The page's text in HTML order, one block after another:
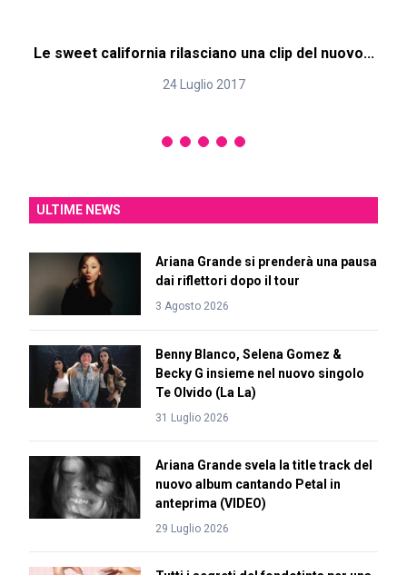
Le sweet california rilasciano una clip del nuovo...
24 Luglio 2017
ULTIME NEWS
Ariana Grande si prenderà una pausa
dai riflettori dopo il tour
3 Agosto 2026
Benny Blanco, Selena Gomez &
Becky G insieme nel nuovo singolo
Te Olvido (La La)
31 Luglio 2026
Ariana Grande svela la title track del
nuovo album cantando Petal in
anteprima (VIDEO)
29 Luglio 2026